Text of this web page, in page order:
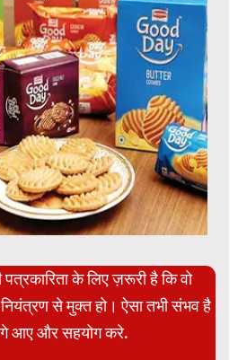
के लिए ज़रूरी है कि वो
से मुक्त हो। ऐसा तभी संभव है
आए और सहयोग करे.